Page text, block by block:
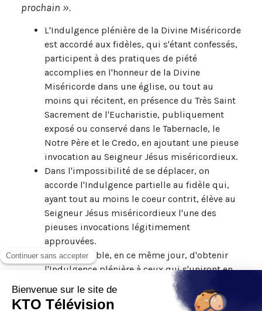
prochain ».
L'Indulgence plénière de la Divine Miséricorde
est accordé aux fidèles, qui s'étant confessés,
participent à des pratiques de piété
accomplies en l'honneur de la Divine
Miséricorde dans une église, ou tout au
moins qui récitent, en présence du Très Saint
Sacrement de l'Eucharistie, publiquement
exposé ou conservé dans le Tabernacle, le
Notre Père et le Credo, en ajoutant une pieuse
invocation au Seigneur Jésus miséricordieux.
Dans l'impossibilité de se déplacer, on
accorde l'Indulgence partielle au fidèle qui,
ayant tout au moins le coeur contrit, élève au
Seigneur Jésus miséricordieux l'une des
pieuses invocations légitimement
approuvées.
Il sera possible, en ce même jour, d'obtenir
l'Indulgence plénière à ceux qui s'uniront en
intention d'esprit à ceux qui pratiquent de
façon ordinaire l'œuvre prescrite pour